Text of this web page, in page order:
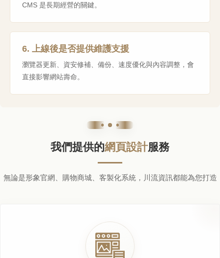
CMS 是長期經營的關鍵。
6. 上線後是否提供維護支援
瀏覽器更新、資安修補、備份、速度優化與內容調整，會
直接影響網站壽命。
我們提供的網頁設計服務
無論是形象官網、購物商城、客製化系統，川流資訊都能為您打造